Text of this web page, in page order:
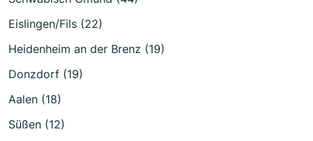
Eislingen/Fils (22)
Heidenheim an der Brenz (19)
Donzdorf (19)
Aalen (18)
Süßen (12)